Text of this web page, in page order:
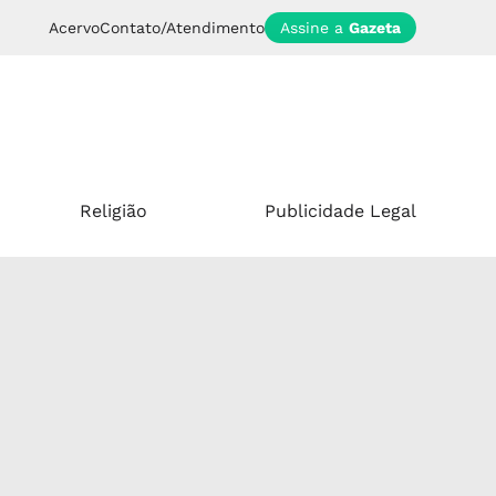
AcervoContato/Atendimento Assine a Gazeta
Religião Publicidade Legal